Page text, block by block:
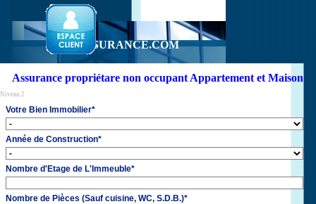
Aller au contenu
1-2-3-ASSURANCE.COM
Assurance propriétare non occupant Appartement et Maison
Niveau 2
Votre Bien Immobilier*
Année de Construction*
Nombre d'Etage de L'Immeuble*
Nombre de Pièces (Sauf cuisine, WC, S.D.B.)*